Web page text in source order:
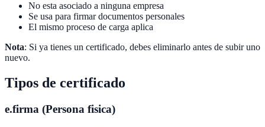
No esta asociado a ninguna empresa
Se usa para firmar documentos personales
El mismo proceso de carga aplica
Nota: Si ya tienes un certificado, debes eliminarlo antes de subir uno
nuevo.
Tipos de certificado
e.firma (Persona fisica)